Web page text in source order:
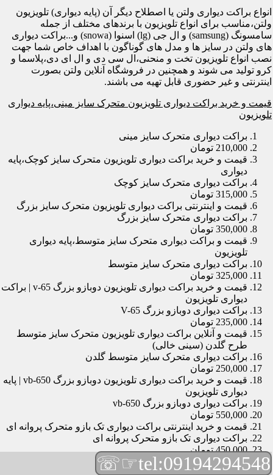
انواع براکت دیواری ولتن یا اصطلاح دیگر آن (پایه دیواری) تلویزیون
ولتن،مناسب برای انواع تلویزیون با برندهای مختلف از جمله
سامسونگ (samsung) و ال جی (lg) اسنوا (snowa) و...براکت دیواری
های ولتن در سایز ها و مدل های گوناگون با اهداف خاص شما جهت
نصب انواع تلویزیون تخت و منحنی،ال سی دی و ال ای دی،پلاسما و
کرو تولید می شوند و همچنین در فروشگاه آنلاین ولتن بصورت
اینترنتی و غیر حضوری قابل تهیه می باشند.
قیمت و خرید براکت دیواری تلویزیون متحرک سایز مینی،پایه دیواری
تلویزیون
براکت دیواری متحرک سایز مینی
210,000 تومان
قیمت و خرید براکت دیواری تلویزیون متحرک سایز کوچک،پایه
دیواری
براکت دیواری متحرک سایز کوچک
315,000 تومان
قیمت و اینترنتی براکت دیواری تلویزیون متحرک سایز بزرگ
براکت دیواری متحرک سایز بزرگ
350,000 تومان
قیمت و براکت دیواری متحرک سایز متوسط،پایه دیواری
تلویزیون
براکت دیواری متحرک سایز متوسط
325,000 تومان
قیمت و خرید براکت دیواری تلویزیون دوبازو بزرگ v-65 | براکت
دیواری تلویزیون
براکت دیواری دوبازو بزرگ V-65
235,000 تومان
قیمت و آنلاین براکت دیواری تلویزیون متحرک سایز متوسط
طرح گلدن (سینی خالی)
براکت دیواری متحرک سایز متوسط گلدن
250,000 تومان
قیمت و خرید براکت دیواری تلویزیون دوبازو بزرگ vb-650 | پایه
دیواری تلویزیون
براکت دیواری دوبازو بزرگ vb-650
550,000 تومان
قیمت و خرید اینترنتی براکت دیواری تک بازو متحرک پروانه ای
براکت دیواری تک بازو متحرک پروانه ای
450,000 تومان
قیمت و براکت دیواری تلویزیون مچی | براکت دیواری تلویزیون
tel:09194294548
☞☏